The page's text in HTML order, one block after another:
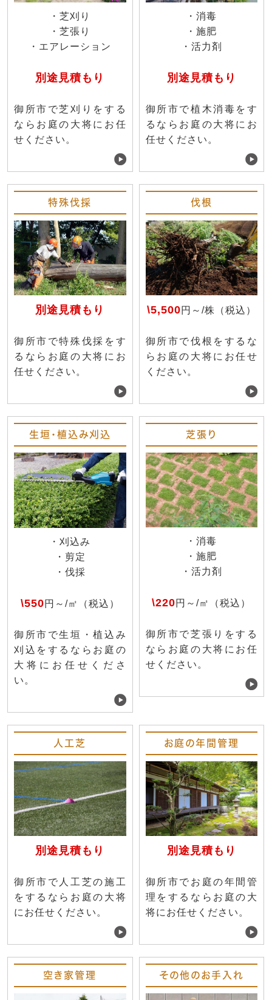
・芝刈り
・芝張り
・エアレーション
別途見積もり
御所市で芝刈りをする
ならお庭の大将にお任
せください。
・消毒
・施肥
・活力剤
別途見積もり
御所市で植木消毒をす
るならお庭の大将にお
任せください。
特殊伐採
別途見積もり
御所市で特殊伐採をす
るならお庭の大将にお
任せください。
伐根
\5,500円～/株（税込）
御所市で伐根をするな
らお庭の大将にお任せ
ください。
生垣・植込み刈込
・刈込み
・剪定
・伐採
\550円～/㎡（税込）
御所市で生垣・植込み
刈込をするならお庭の
大将にお任せくださ
い。
芝張り
・消毒
・施肥
・活力剤
\220円～/㎡（税込）
御所市で芝張りをする
ならお庭の大将にお任
せください。
人工芝
別途見積もり
御所市で人工芝の施工
をするならお庭の大将
にお任せください。
お庭の年間管理
別途見積もり
御所市でお庭の年間管
理をするならお庭の大
将にお任せください。
空き家管理 その他のお手入れ